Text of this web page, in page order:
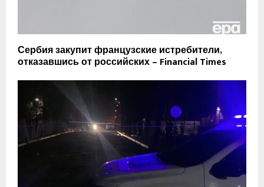
Сербия закупит французские истребители,
отказавшись от российских – Financial Times